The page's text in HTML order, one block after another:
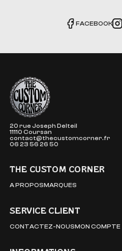
FACEBOOK
The Custom Corner
20 rue Joseph Delteil
11110 Coursan
contact@thecustomcorner.fr
06 23 56 26 50
THE CUSTOM CORNER
A PROPOSMARQUES
SERVICE CLIENT
CONTACTEZ-NOUSMON COMPTE